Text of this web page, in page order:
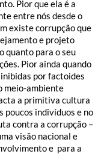
Pior que ela é a
entre nós desde o
existe corrupção que
e projeto
quanto para o seu
Pior ainda quando
por factoides
meio-ambiente
a primitiva cultura
poucos indivíduos e no
contra a corrupção –
visão nacional e
e para a